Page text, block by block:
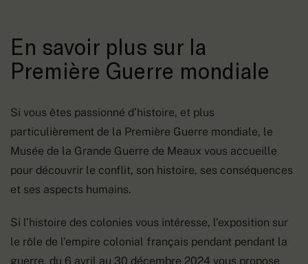
En savoir plus sur la
Première Guerre mondiale
Si vous êtes passionné d’histoire, et plus
particulièrement de la Première Guerre mondiale, le
Musée de la Grande Guerre de Meaux vous accueille
pour découvrir le conflit, son histoire, ses conséquences
et ses aspects humains.
Si l’histoire des colonies vous intéresse, l’exposition sur
le rôle de l’empire colonial français pendant pendant la
guerre, du 6 avril au 30 décembre 2024 vous propose